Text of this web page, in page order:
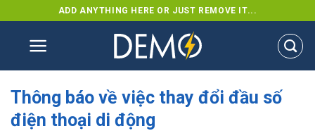
to
content
ADD ANYTHING HERE OR JUST REMOVE IT...
Thông báo về việc thay đổi đầu số
điện thoại di động